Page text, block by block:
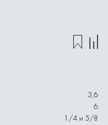
3,6
6
1/4 и 5/8